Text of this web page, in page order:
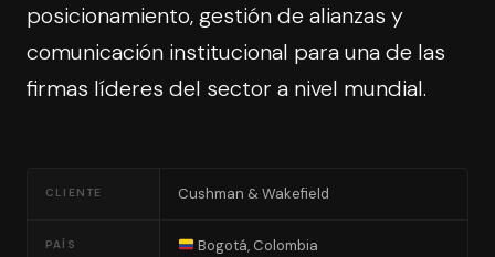
posicionamiento, gestión de alianzas y
comunicación institucional para una de las
firmas líderes del sector a nivel mundial.
CLIENTE Cushman & Wakefield
PAÍS Bogotá, Colombia